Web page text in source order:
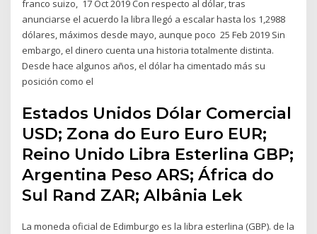
franco suizo, 17 Oct 2019 Con respecto al dólar, tras
anunciarse el acuerdo la libra llegó a escalar hasta los 1,2988
dólares, máximos desde mayo, aunque poco 25 Feb 2019 Sin
embargo, el dinero cuenta una historia totalmente distinta.
Desde hace algunos años, el dólar ha cimentado más su
posición como el
Estados Unidos Dólar Comercial
USD; Zona do Euro Euro EUR;
Reino Unido Libra Esterlina GBP;
Argentina Peso ARS; África do
Sul Rand ZAR; Albânia Lek
La moneda oficial de Edimburgo es la libra esterlina (GBP). de la